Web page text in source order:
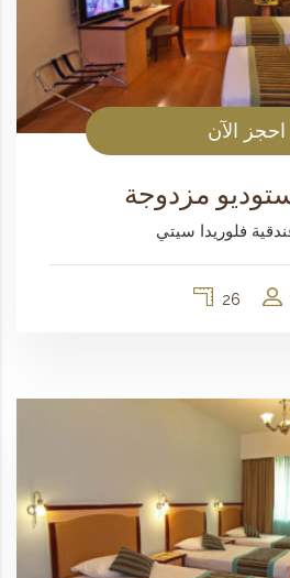
احجز الآن
مزدوجة
فلوريدا سيتي
26